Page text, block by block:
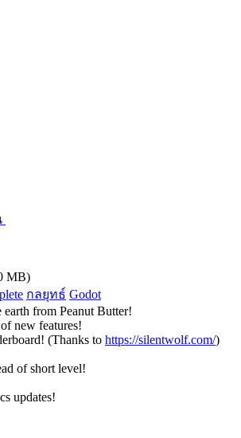
MB)
กลยุทธ์ Godot
from Peanut Butter!
new features!
(Thanks to https://silentwolf.com/)
of short level!
updates!